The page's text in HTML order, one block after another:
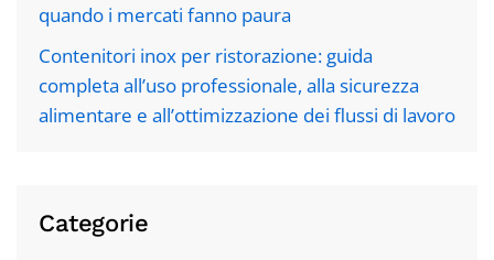
quando i mercati fanno paura
Contenitori inox per ristorazione: guida
completa all’uso professionale, alla sicurezza
alimentare e all’ottimizzazione dei flussi di lavoro
Categorie